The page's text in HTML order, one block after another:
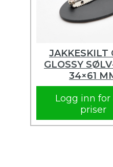
JAKKESKILT
GLOSSY
34×61
Logg inn for
priser